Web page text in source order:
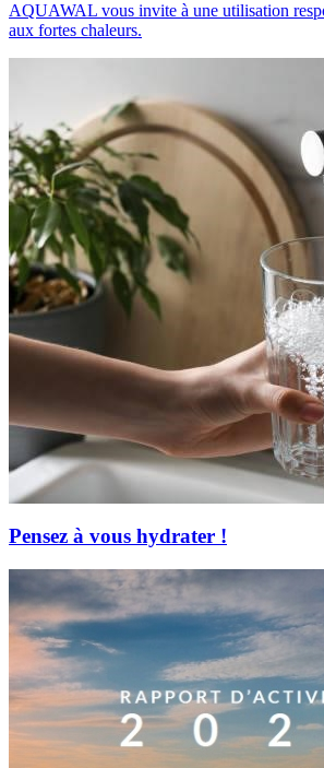
AQUAWAL vous invite à une utilisation
aux fortes chaleurs.
Pensez à vous hydrater !